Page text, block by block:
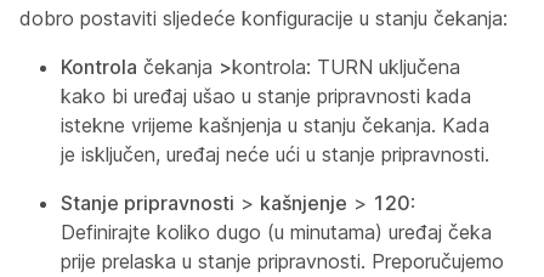
dobro postaviti sljedeće konfiguracije u stanju čekanja:
Kontrola čekanja >kontrola: TURN uključena
kako bi uređaj ušao u stanje pripravnosti kada
istekne vrijeme kašnjenja u stanju čekanja. Kada
je isključen, uređaj neće ući u stanje pripravnosti.
Stanje pripravnosti > kašnjenje > 120:
Definirajte koliko dugo (u minutama) uređaj čeka
prije prelaska u stanje pripravnosti. Preporučujemo